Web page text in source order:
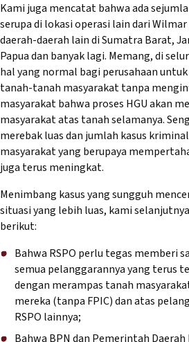
Kami juga mencatat bahwa ada
serupa di lokasi operasi lain dari Wilmar
daerah-daerah lain di Sumatra Barat,
Papua dan banyak lagi. Memang, di
hal yang normal bagi perusahaan untuk
tanah-tanah masyarakat tanpa
masyarakat bahwa proses HGU akan
masyarakat atas tanah selamanya.
merebak luas dan jumlah kasus
masyarakat yang berupaya
juga terus meningkat.
Menimbang kasus yang sungguh
situasi yang lebih luas, kami
berikut:
Bahwa RSPO perlu tegas memberi
semua pelanggarannya yang terus
dengan merampas tanah
mereka (tanpa FPIC) dan atas
RSPO lainnya;
Bahwa BPN dan Pemerintah